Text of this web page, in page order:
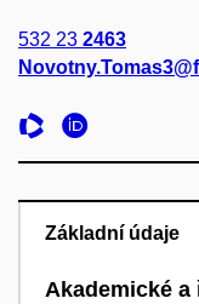
532 23 2463
Základní údaje
Akademické